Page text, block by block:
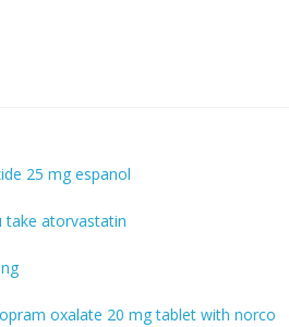
25 mg espanol
take atorvastatin
oxalate 20 mg tablet with norco